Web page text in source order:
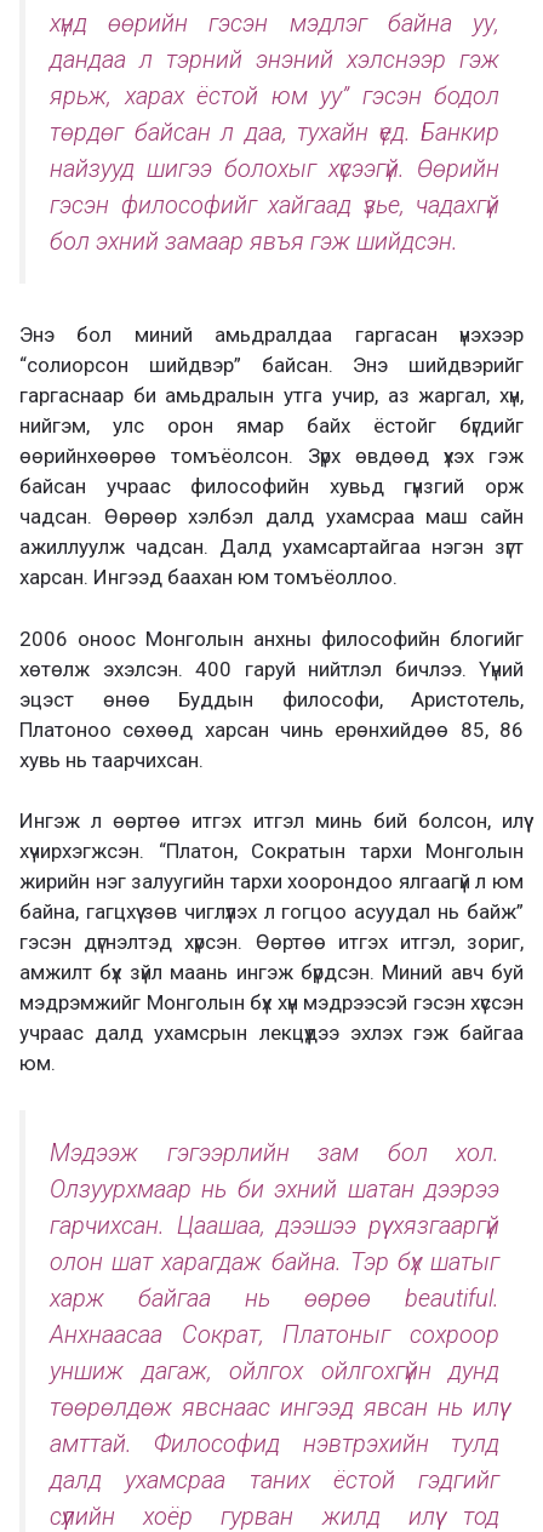
хүнд өөрийн гэсэн мэдлэг байна уу,
дандаа л тэрний энэний хэлснээр гэж
ярьж, харах ёстой юм уу” гэсэн бодол
төрдөг байсан л даа, тухайн үед. Банкир
найзууд шигээ болохыг хүсээгүй. Өөрийн
гэсэн философийг хайгаад үзье, чадахгүй
бол эхний замаар явъя гэж шийдсэн.
Энэ бол миний амьдралдаа гаргасан үнэхээр
“солиорсон шийдвэр” байсан. Энэ шийдвэрийг
гаргаснаар би амьдралын утга учир, аз жаргал, хүн,
нийгэм, улс орон ямар байх ёстойг бүгдийг
өөрийнхөөрөө томъёолсон. Зүрх өвдөөд үхэх гэж
байсан учраас философийн хувьд гүнзгий орж
чадсан. Өөрөөр хэлбэл далд ухамсраа маш сайн
ажиллуулж чадсан. Далд ухамсартайгаа нэгэн зүгт
харсан. Ингээд баахан юм томъёоллоо.
2006 оноос Монголын анхны философийн блогийг
хөтөлж эхэлсэн. 400 гаруй нийтлэл бичлээ. Үүний
эцэст өнөө Буддын философи, Аристотель,
Платоноо сөхөөд харсан чинь ерөнхийдөө 85, 86
хувь нь таарчихсан.
Ингэж л өөртөө итгэх итгэл минь бий болсон, илүү
хүчирхэгжсэн. “Платон, Сократын тархи Монголын
жирийн нэг залуугийн тархи хоорондоо ялгаагүй л юм
байна, гагцхүү зөв чиглүүлэх л гогцоо асуудал нь байж”
гэсэн дүгнэлтэд хүрсэн. Өөртөө итгэх итгэл, зориг,
амжилт бүх зүйл маань ингэж бүрдсэн. Миний авч буй
мэдрэмжийг Монголын бүх хүн мэдрээсэй гэсэн хүссэн
учраас далд ухамсрын лекцүүдээ эхлэх гэж байгаа
юм.
Мэдээж гэгээрлийн зам бол хол.
Олзуурхмаар нь би эхний шатан дээрээ
гарчихсан. Цаашаа, дээшээ рүү хязгааргүй
олон шат харагдаж байна. Тэр бүх шатыг
харж байгаа нь өөрөө beautiful.
Анхнаасаа Сократ, Платоныг сохроор
уншиж дагаж, ойлгох ойлгохгүйн дунд
төөрөлдөж явснаас ингээд явсан нь илүү
амттай. Философид нэвтрэхийн тулд
далд ухамсраа таних ёстой гэдгийг
сүүлийн хоёр гурван жилд илүү тод